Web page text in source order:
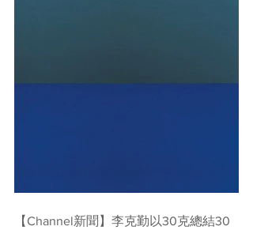
【Channel新聞】李克勤以30克總結30